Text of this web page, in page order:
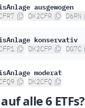
ausgewogen
DK2CFR D6RN
konservativ
DK2CFP OG7C
moderat
DK2CFQ
alle 6 ETFs?